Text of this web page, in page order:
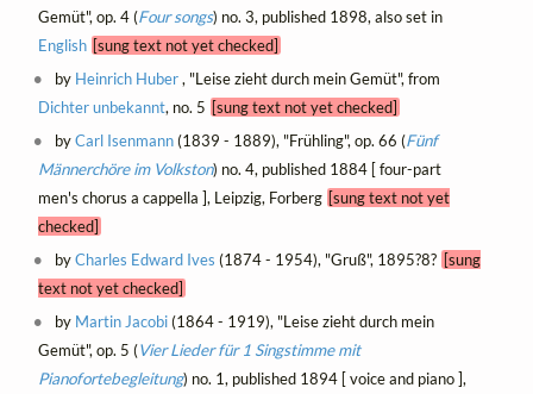
Gemüt", op. 4 (Four songs) no. 3, published 1898, also set in
English [sung text not yet checked]
by Heinrich Huber, "Leise zieht durch mein Gemüt", from
Dichter unbekannt, no. 5 [sung text not yet checked]
byCarl Isenmann(1839 - 1889), "Frühling", op. 66 (Fünf
Männerchöre im Volkston) no. 4, published 1884 [ four-part
men's chorus a cappella ], Leipzig, Forberg [sung text not yet
checked]
byCharles Edward Ives (1874 - 1954), "Gruß", 1895?8? [sung
text not yet checked]
by Martin Jacobi(1864 - 1919), "Leise zieht durch mein
Gemüt", op. 5 (Vier Lieder für 1 Singstimme mit
Pianofortebegleitung) no. 1, published 1894 [ voice and piano ],